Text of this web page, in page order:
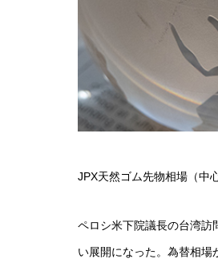
JPX天然ゴム先物相場（中
ペロシ米下院議長の台湾訪
い展開になった。為替相場